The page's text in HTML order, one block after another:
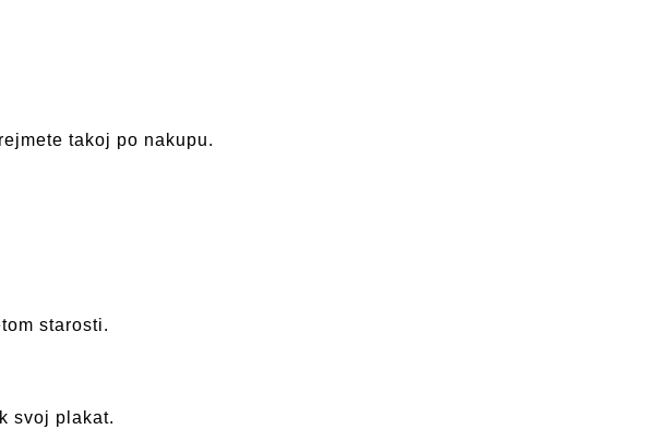
takoj po nakupu.
starosti.
svoj plakat.